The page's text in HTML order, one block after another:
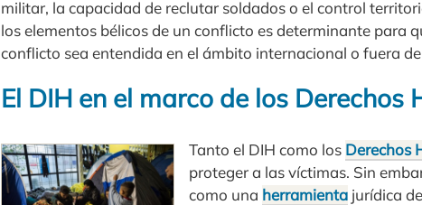
militar, la capacidad de reclutar soldados o el control
los elementos bélicos de un conflicto es determinante para
conflicto sea entendida en el ámbito internacional o fuera de
El DIH en el marco de los Derechos
Tanto el DIH como los Derechos
proteger a las víctimas. Sin
como una herramienta jurídica